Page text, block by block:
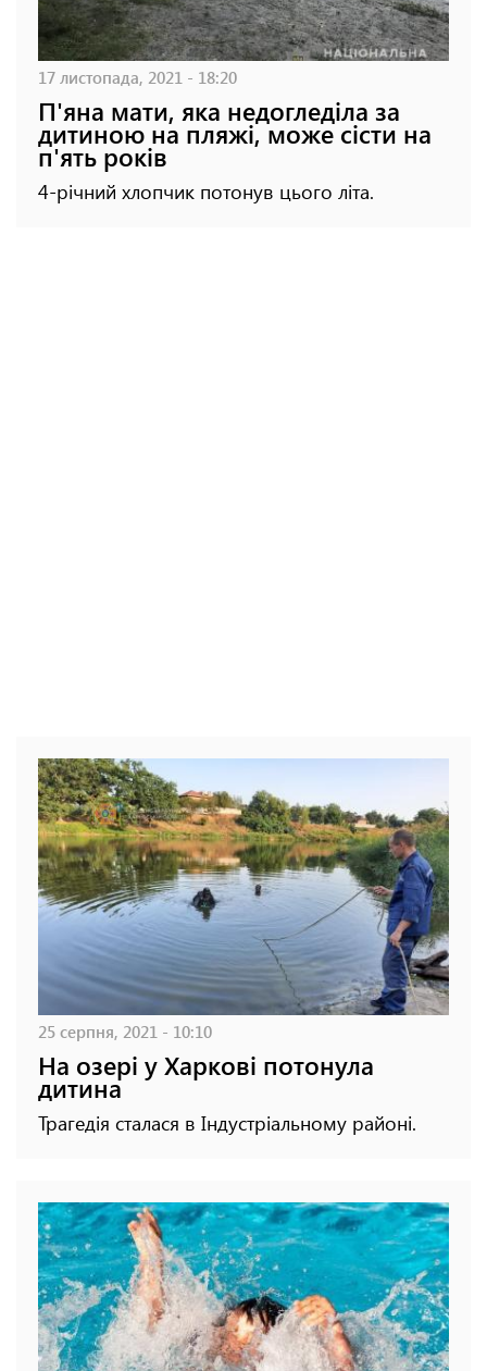
17 листопада, 2021 - 18:20
П'яна мати, яка недогледіла за
дитиною на пляжі, може сісти на
п'ять років
4-річний хлопчик потонув цього літа.
25 серпня, 2021 - 10:10
На озері у Харкові потонула
дитина
Трагедія сталася в Індустріальному районі.